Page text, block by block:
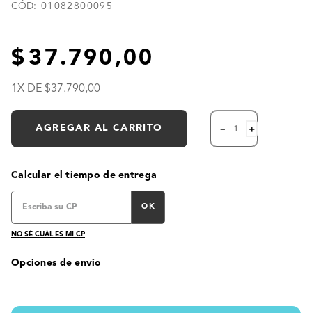
: 01082800095
37.790,00
1 X DE 37.790,00
AGREGAR AL CARRITO ＋
－
Calcular el tiempo de entrega
OK
NO SÉ CUÁL ES MI CP
Opciones de envío